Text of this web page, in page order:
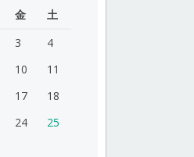
金
土
3
4
10
11
17
18
24
25